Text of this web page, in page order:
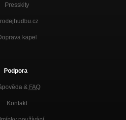
Presskity
kapel
Podpora
& FAQ
Kontakt